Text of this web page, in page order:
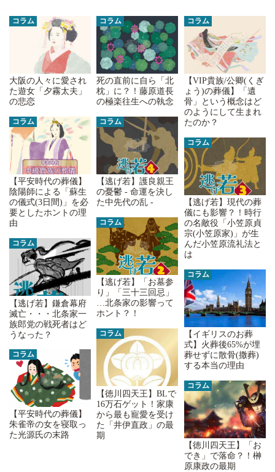
コラム
大阪の人々に愛され
た遊女「夕霧太夫」
の悲恋
コラム
死の直前に自ら「北
枕」に？！藤原道長
の極楽往生への執念
コラム
【VIP貴族/公卿(くぎ
ょう)の葬儀】「遺
骨」という概念はど
のようにして生まれ
たのか？
コラム
【平安時代の葬儀】
陰陽師による「蘇生
の儀式(3日間)」を必
要としたホントの理
由
コラム
【逃げ若】護良親王
の憂鬱 - 命運を決し
た中先代の乱 -
コラム
【逃げ若】現代の葬
儀にも影響？！時行
の名敵役「小笠原貞
宗(小笠原家)」が生
んだ小笠原流礼法と
は
コラム
【逃げ若】「お墓参
り」「三十三回忌」
…北条家の影響って
ホント？！
コラム
【逃げ若】鎌倉幕府
滅亡・・・北条家一
族郎党の戦死者はど
うなった？
コラム
【イギリスのお葬
式】火葬後65%が埋
葬せずに散骨(撒葬)
する本当の理由
コラム
【徳川四天王】BLで
16万石ゲット！家康
から最も寵愛を受け
た「井伊直政」の最
期
コラム
【平安時代の葬儀】
朱雀帝の女を寝取っ
た光源氏の末路
コラム
【徳川四天王】「お
でき」で落命？！榊
原康政の最期